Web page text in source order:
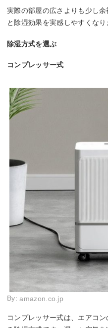
実際の部屋の広さよりも少し
と除湿効果を実感しやすくなり
除湿方式を選ぶ
コンプレッサー式
By:amazon.co.jp
コンプレッサー式は、エアコ